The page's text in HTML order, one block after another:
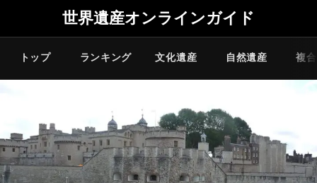
世界遺産オンラインガイド
トップ ランキング 文化遺産 自然遺産 複